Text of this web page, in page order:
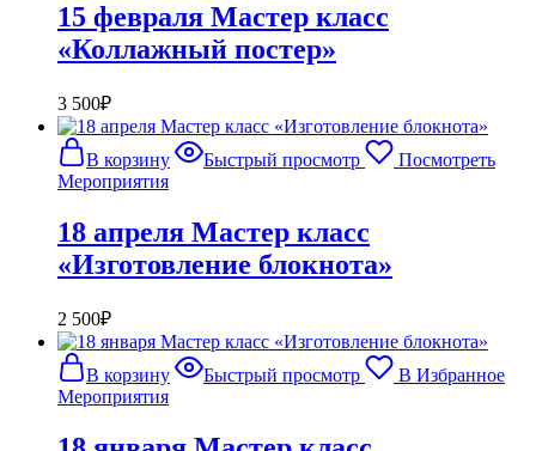
15 февраля Мастер класс
«Коллажный постер»
3 500₽
В корзину Быстрый просмотр
Посмотреть
Мероприятия
18 апреля Мастер класс
«Изготовление блокнота»
2 500₽
В корзину Быстрый просмотр
В Избранное
Мероприятия